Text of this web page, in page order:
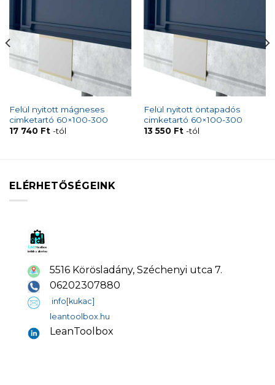
Felül nyitott mágneses
cimketartó 60×100-300
17 740 Ft-tól
Felül nyitott öntapadós
cimketartó 60×100-300
13 550 Ft-tól
ELÉRHETŐSÉGEINK
5516 Körösladány, Széchenyi utca 7.
06202307880
info[kukac]
leantoolbox.hu
LeanToolbox